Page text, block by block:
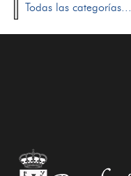
Todas las categorías...